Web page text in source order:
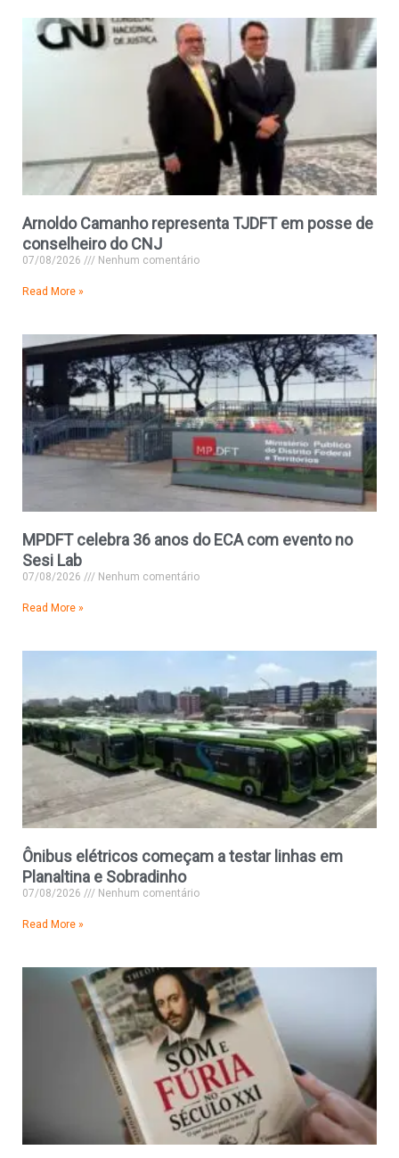
Arnoldo Camanho representa TJDFT em posse de
conselheiro do CNJ
07/08/2026 Nenhum comentário
Read More »
MPDFT celebra 36 anos do ECA com evento no
Sesi Lab
07/08/2026 Nenhum comentário
Read More »
Ônibus elétricos começam a testar linhas em
Planaltina e Sobradinho
07/08/2026 Nenhum comentário
Read More »